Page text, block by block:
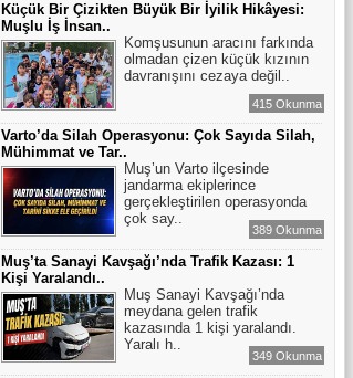
Küçük Bir Çizikten Büyük Bir İyilik Hikâyesi:
Muşlu İş İnsan..
Komşusunun aracını farkında
olmadan çizen küçük kızının
davranışını cezaya değil..
415 Okunma
Varto’da Silah Operasyonu: Çok Sayıda Silah,
Mühimmat ve Tar..
Muş’un Varto ilçesinde
jandarma ekiplerince
gerçekleştirilen operasyonda
çok say..
389 Okunma
Muş’ta Sanayi Kavşağı’nda Trafik Kazası: 1
Kişi Yaralandı..
Muş Sanayi Kavşağı’nda
meydana gelen trafik
kazasında 1 kişi yaralandı.
Yaralı h..
349 Okunma